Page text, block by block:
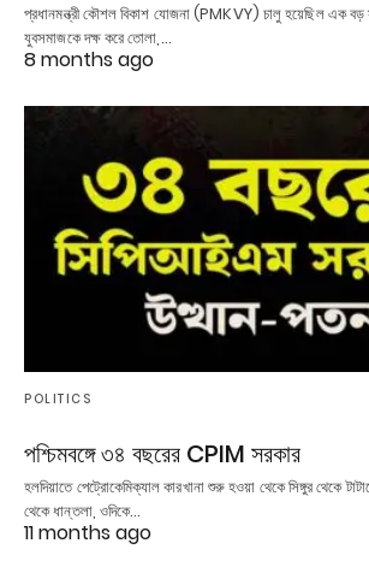
প্রধানমন্ত্রী কৌশল বিকাশ যোজনা (PMKVY) চালু হয়েছিল এক বড়
যুবসমাজকে দক্ষ করে তোলা,…
8 months ago
POLITICS
পশ্চিমবঙ্গে ৩৪ বছরের CPIM সরকার
হলদিয়াতে পেট্রোকেমিক্যাল কারখানা শুরু হওয়া থেকে সিঙ্গুর থেকে
থেকে ধান্তলা, ওদিকে…
11 months ago